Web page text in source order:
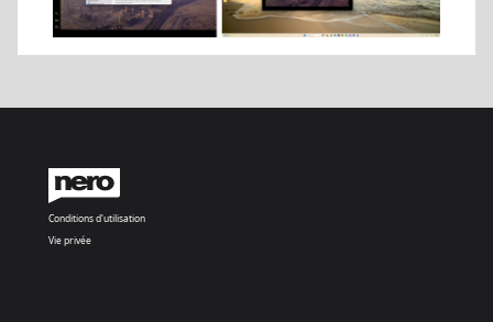
Conditions d'utilisation
Vie privée